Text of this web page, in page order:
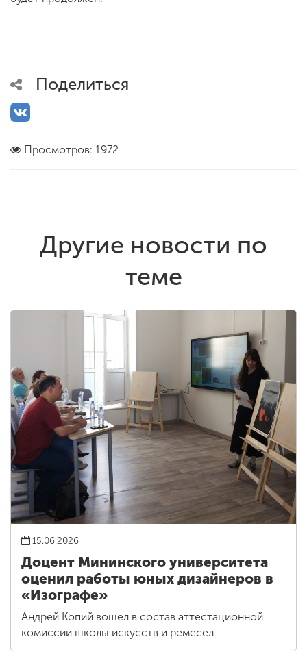
Поделиться
Просмотров: 1972
Другие новости по
теме
15.06.2026
Доцент Мининского университета
оценил работы юных дизайнеров в
«Изографе»
Андрей Копий вошел в состав аттестационной
комиссии школы искусств и ремесел